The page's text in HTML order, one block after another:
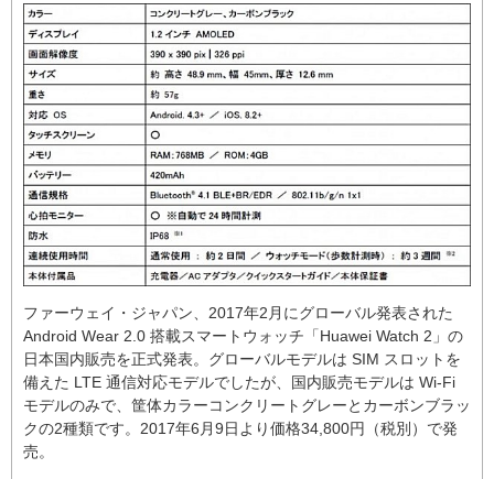
ファーウェイ・ジャパン、2017年2月にグローバル発表された
Android Wear 2.0 搭載スマートウォッチ「Huawei Watch 2」の
日本国内販売を正式発表。グローバルモデルは SIM スロットを
備えた LTE 通信対応モデルでしたが、国内販売モデルは Wi-Fi
モデルのみで、筐体カラーコンクリートグレーとカーボンブラッ
クの2種類です。2017年6月9日より価格34,800円（税別）で発
売。